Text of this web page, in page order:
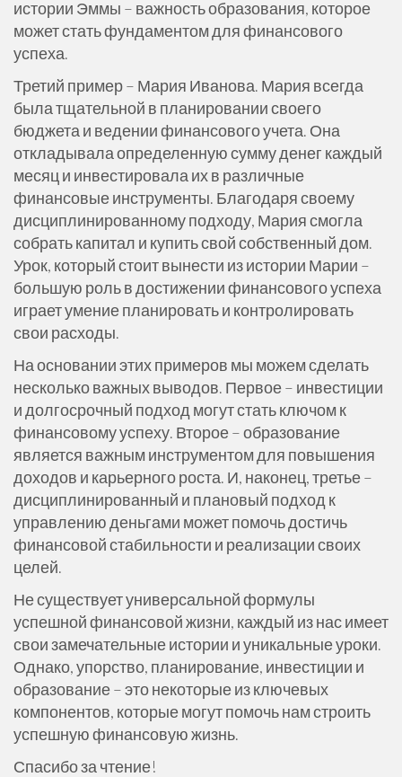
истории Эммы – важность образования, которое
может стать фундаментом для финансового
успеха.
Третий пример – Мария Иванова. Мария всегда
была тщательной в планировании своего
бюджета и ведении финансового учета. Она
откладывала определенную сумму денег каждый
месяц и инвестировала их в различные
финансовые инструменты. Благодаря своему
дисциплинированному подходу, Мария смогла
собрать капитал и купить свой собственный дом.
Урок, который стоит вынести из истории Марии –
большую роль в достижении финансового успеха
играет умение планировать и контролировать
свои расходы.
На основании этих примеров мы можем сделать
несколько важных выводов. Первое – инвестиции
и долгосрочный подход могут стать ключом к
финансовому успеху. Второе – образование
является важным инструментом для повышения
доходов и карьерного роста. И, наконец, третье –
дисциплинированный и плановый подход к
управлению деньгами может помочь достичь
финансовой стабильности и реализации своих
целей.
Не существует универсальной формулы
успешной финансовой жизни, каждый из нас имеет
свои замечательные истории и уникальные уроки.
Однако, упорство, планирование, инвестиции и
образование – это некоторые из ключевых
компонентов, которые могут помочь нам строить
успешную финансовую жизнь.
Спасибо за чтение!